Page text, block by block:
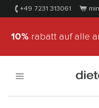
+49 7231 313061
10% rabatt auf alle